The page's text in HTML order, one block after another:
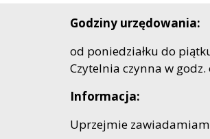
Godziny urzędowania:
od poniedziałku do
Czytelnia czynna w godz.
Informacja:
Uprzejmie